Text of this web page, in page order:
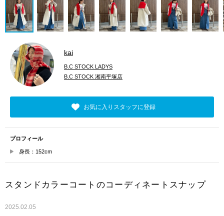
kai
B.C STOCK LADYS
B.C STOCK 湘南平塚店
お気に入りスタッフに登録
プロフィール
身長：152cm
スタンドカラーコートのコーディネートスナップ
2025.02.05